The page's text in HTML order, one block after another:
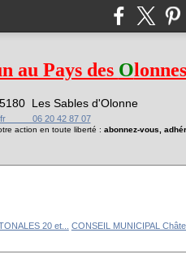
au Pays des Olonnes
Les Sables d'Olonne
06 20 42 87 07
action en toute liberté : abonnez-vous,
20 et... CONSEIL MUNICIPAL